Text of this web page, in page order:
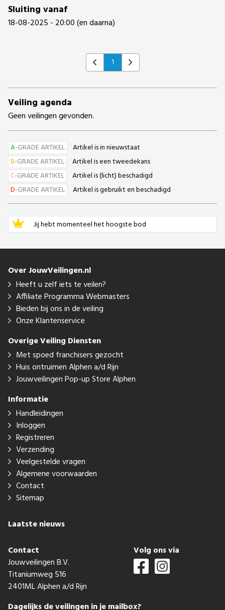
Sluiting vanaf
18-08-2025 - 20:00 (en daarna)
Previous
1 Next
Veiling agenda
Geen veilingen gevonden.
A-GRADE ARTIKEL
Artikel is in nieuwstaat
B-GRADE ARTIKEL
Artikel is een tweedekans
C-GRADE ARTIKEL
Artikel is (licht) beschadigd
D-GRADE ARTIKEL Artikel is gebruikt en beschadigd
Jij hebt momenteel het hoogste bod
Over JouwVeilingen.nl
Heeft u zelf iets te veilen?
Affiliate Programma Webmasters
Bieden bij ons in de veiling
Onze Klantenservice
Overige Veiling Diensten
Met spoed franchisers gezocht
Huis ontruimen Alphen a/d Rijn
Jouwveilingen Pop-up Store Alphen
Informatie
Handleidingen
Inloggen
Registreren
Verzending
Veelgestelde vragen
Algemene voorwaarden
Contact
Sitemap
Laatste nieuws
Contact
Jouwveilingen B.V.
Titaniumweg 516
2401ML Alphen a/d Rijn
Volg ons via
Dagelijks de veilingen in je mailbox?